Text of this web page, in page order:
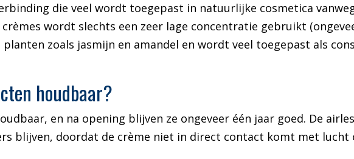
die veel wordt toegepast in natuurlijke cosmetica
wordt slechts een zeer lage concentratie gebruikt
zoals jasmijn en amandel en wordt veel toegepast als
houdbaar?
en na opening blijven ze ongeveer één jaar goed. De
blijven, doordat de crème niet in direct contact komt met lucht